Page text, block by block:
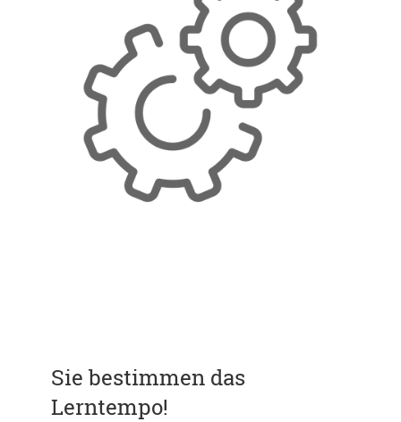
Sie bestimmen das
Lerntempo!